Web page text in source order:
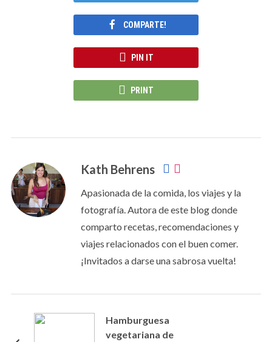
COMPARTE!
PIN IT
PRINT
Kath Behrens
Apasionada de la comida, los viajes y la
fotografía. Autora de este blog donde
comparto recetas, recomendaciones y
viajes relacionados con el buen comer.
¡Invitados a darse una sabrosa vuelta!
Hamburguesa
vegetariana de